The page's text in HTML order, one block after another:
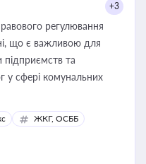
+3
регулювання
що є важливою для
підприємств та
у сфері комунальних
ЖКГ, ОСББ